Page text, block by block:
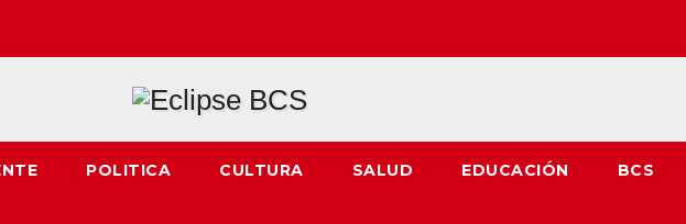
POLITICA CULTURA SALUD EDUCACIÓN BCS